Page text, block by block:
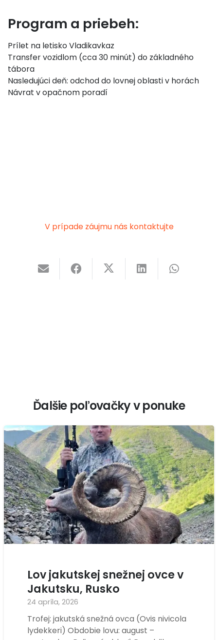
Program a priebeh:
Prílet na letisko Vladikavkaz
Transfer vozidlom (cca 30 minút) do základného
tábora
Nasledujúci deň: odchod do lovnej oblasti v horách
Návrat v opačnom poradí
V prípade záujmu nás kontaktujte
Ďalšie poľovačky v ponuke
Lov jakutskej snežnej ovce v
Jakutsku, Rusko
24 apríla, 2026
Trofej: jakutská snežná ovca (Ovis nivicola
lydekkeri) Obdobie lovu: august –